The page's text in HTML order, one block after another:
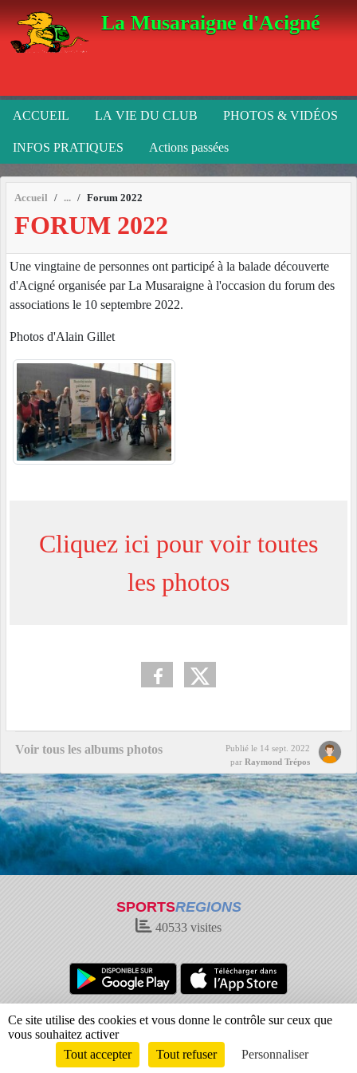
La Musaraigne d'Acigné
ACCUEIL LA VIE DU CLUB PHOTOS & VIDÉOS
INFOS PRATIQUES Actions passées
Accueil Forum 2022
FORUM 2022
Une vingtaine de personnes ont participé à la balade découverte
d'Acigné organisée par La Musaraigne à l'occasion du forum des
associations le 10 septembre 2022.
Photos d'Alain Gillet
Cliquez ici pour voir toutes
les photos
Voir tous les albums photos Publié le 14 sept. 2022
par Raymond Trépos
SPORTSREGIONS
40533 visites
Charte cookies
Gestion des cookies
Informations légales
Envie de participer ?
Connexion
Panneau de gestion des cookies
Ce site utilise des cookies et vous donne le contrôle sur ceux que
vous souhaitez activer
Tout accepter
Tout refuser Personnaliser